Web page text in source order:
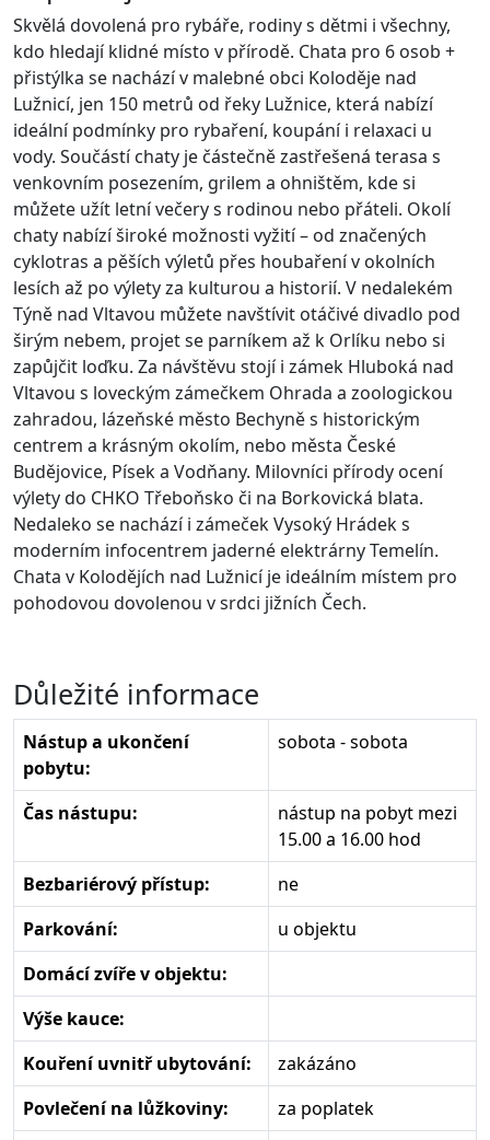
Skvělá dovolená pro rybáře, rodiny s dětmi i všechny,
kdo hledají klidné místo v přírodě. Chata pro 6 osob +
přistýlka se nachází v malebné obci Koloděje nad
Lužnicí, jen 150 metrů od řeky Lužnice, která nabízí
ideální podmínky pro rybaření, koupání i relaxaci u
vody. Součástí chaty je částečně zastřešená terasa s
venkovním posezením, grilem a ohništěm, kde si
můžete užít letní večery s rodinou nebo přáteli. Okolí
chaty nabízí široké možnosti vyžití – od značených
cyklotras a pěších výletů přes houbaření v okolních
lesích až po výlety za kulturou a historií. V nedalekém
Týně nad Vltavou můžete navštívit otáčivé divadlo pod
širým nebem, projet se parníkem až k Orlíku nebo si
zapůjčit loďku. Za návštěvu stojí i zámek Hluboká nad
Vltavou s loveckým zámečkem Ohrada a zoologickou
zahradou, lázeňské město Bechyně s historickým
centrem a krásným okolím, nebo města České
Budějovice, Písek a Vodňany. Milovníci přírody ocení
výlety do CHKO Třeboňsko či na Borkovická blata.
Nedaleko se nachází i zámeček Vysoký Hrádek s
moderním infocentrem jaderné elektrárny Temelín.
Chata v Kolodějích nad Lužnicí je ideálním místem pro
pohodovou dovolenou v srdci jižních Čech.
Důležité informace
Nástup a ukončení
pobytu:
sobota - sobota
Čas nástupu:
nástup na pobyt mezi
15.00 a 16.00 hod
Bezbariérový přístup:
ne
Parkování:
u objektu
Domácí zvíře v objektu:
Výše kauce:
Kouření uvnitř ubytování:
zakázáno
Povlečení na lůžkoviny:
za poplatek